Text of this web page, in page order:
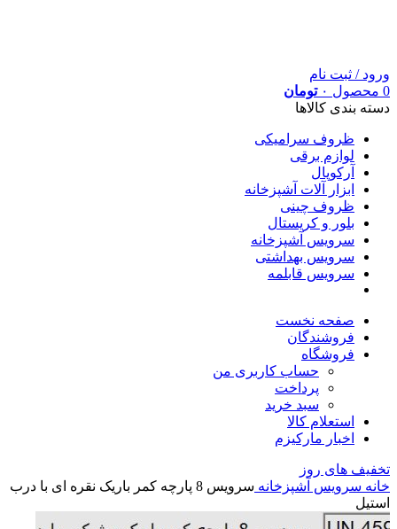
ورود / ثبت نام
0 محصول ۰ تومان
دسته بندی کالاها
ظروف سرامیکی
لوازم برقی
آرکوپال
ابزار آلات آشپزخانه
ظروف چینی
بلور و کریستال
سرویس آشپزخانه
سرویس بهداشتی
سرویس قابلمه
صفحه نخست
فروشندگان
فروشگاه
حساب کاربری من
پرداخت
سبد خرید
استعلام کالا
اخبار مارکیزم
تخفیف های روز
خانه سرویس آشپزخانه
سرویس 8 پارچه کمر باریک نقره ای با درب
استیل